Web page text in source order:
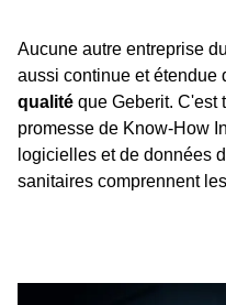
Aucune autre entreprise
aussi continue et étendue
qualité que Geberit. C'est
promesse de Know-How
logicielles et de données
sanitaires comprennent les